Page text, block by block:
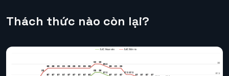
Thách thức nào còn lại?